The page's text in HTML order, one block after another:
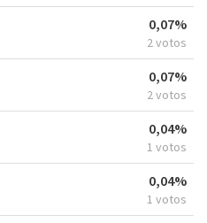
0,07%
2 votos
0,07%
2 votos
0,04%
1 votos
0,04%
1 votos